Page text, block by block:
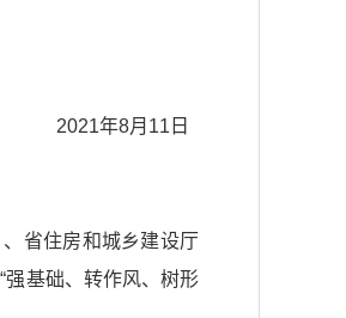
2021年8月11日
、省住房和城乡建设厅
强基础、转作风、树形